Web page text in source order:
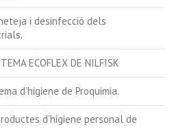
i desinfecció dels
ECOFLEX DE NILFISK
d’higiene de Proquimia.
d’higiene personal de